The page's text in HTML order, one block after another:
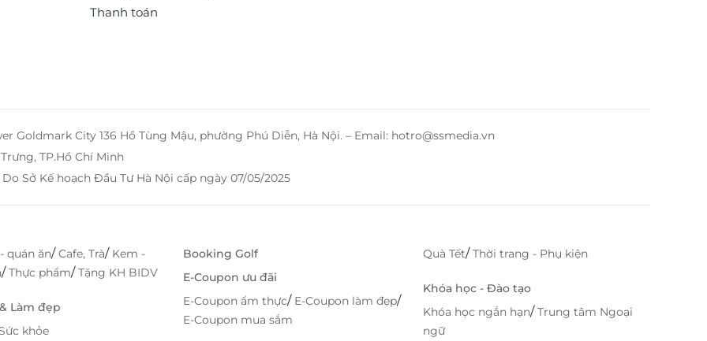
Thanh toán
Goldmark City 136 Hồ Tùng Mậu, phường Phú Diễn, Hà Nội. – Email: hotro@ssmedia.vn
TP.Hồ Chí Minh
Sở Kế hoạch Đầu Tư Hà Nội cấp ngày 07/05/2025
quán ăn/Cafe, Trà/ Kem -
/Thực phẩm/Tặng KH BIDV
Làm đẹp
khỏe
Booking Golf
E-Coupon ưu đãi
E-Coupon ẩm thực/ E-Coupon làm đẹp/
E-Coupon mua sắm
Quà Tết/Thời trang - Phụ kiện
Khóa học - Đào tạo
Khóa học ngắn hạn/Trung tâm Ngoại
ngữ